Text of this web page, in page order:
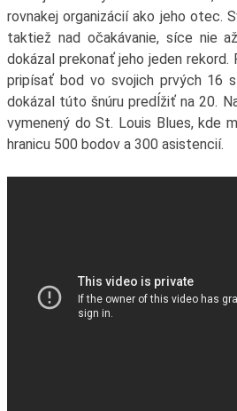
rovnakej organizácií ako jeho otec.
taktiež nad očakávanie, síce nie
dokázal prekonať jeho jeden
pripísať bod vo svojich prvých 16
dokázal túto šnúru predĺžiť na 20.
vymenený do St. Louis Blues, kde
hranicu 500 bodov a 300 asistencií.